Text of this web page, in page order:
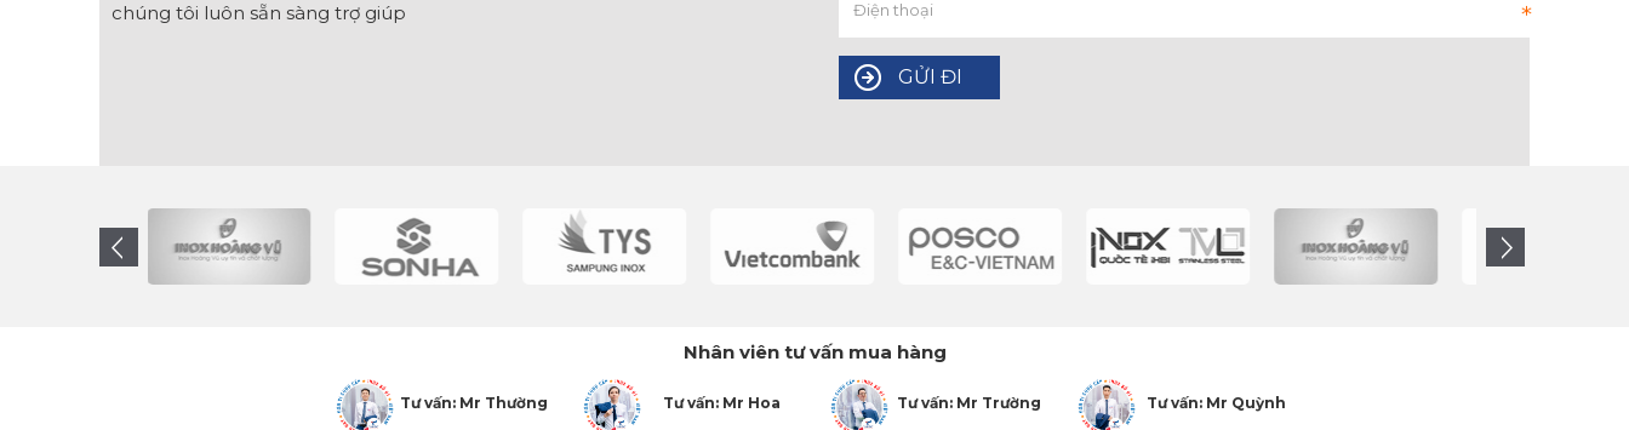
chúng tôi luôn sẵn sàng trợ giúp
Nhân viên tư vấn mua hàng
Tư vấn: Mr Thường Tư vấn: Mr Hoa Tư vấn: Mr Trường Tư vấn: Mr Quỳnh